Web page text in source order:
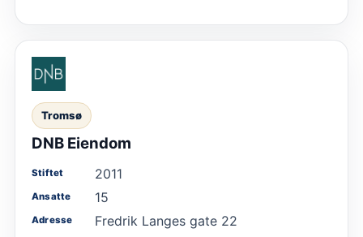
Tromsø
DNB Eiendom
Stiftet 2011
Ansatte 15
Adresse
Fredrik Langes gate 22